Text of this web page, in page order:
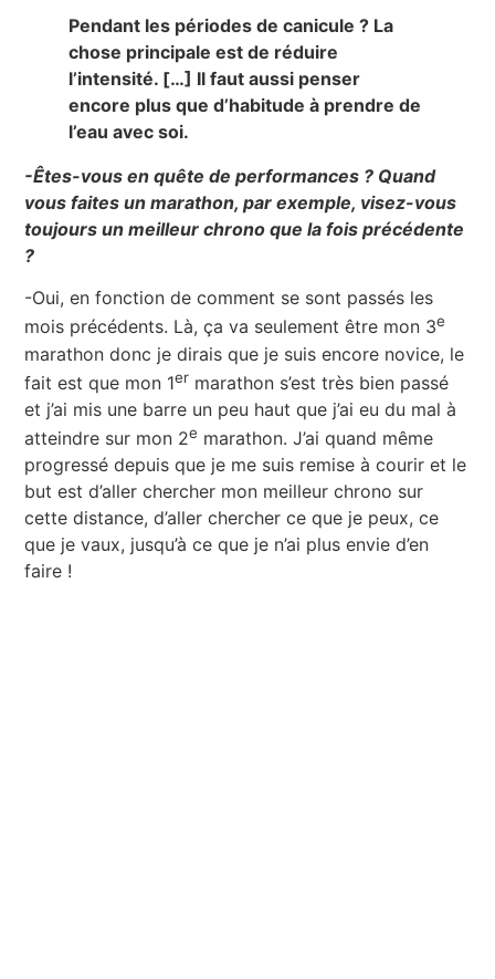
Pendant les périodes de canicule ? La
chose principale est de réduire
l’intensité. […] Il faut aussi penser
encore plus que d’habitude à prendre de
l’eau avec soi.
-Êtes-vous en quête de performances ? Quand
vous faites un marathon, par exemple, visez-vous
toujours un meilleur chrono que la fois précédente
?
-Oui, en fonction de comment se sont passés les
mois précédents. Là, ça va seulement être mon 3e
marathon donc je dirais que je suis encore novice, le
fait est que mon 1er marathon s’est très bien passé
et j’ai mis une barre un peu haut que j’ai eu du mal à
atteindre sur mon 2e marathon. J’ai quand même
progressé depuis que je me suis remise à courir et le
but est d’aller chercher mon meilleur chrono sur
cette distance, d’aller chercher ce que je peux, ce
que je vaux, jusqu’à ce que je n’ai plus envie d’en
faire !